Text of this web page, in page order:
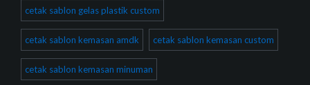
cetak sablon gelas plastik custom
cetak sablon kemasan amdk cetak sablon kemasan custom
cetak sablon kemasan minuman